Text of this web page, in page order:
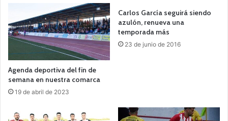
Agenda deportiva del fin de
semana en nuestra comarca
19 de abril de 2023
Carlos García seguirá siendo
azulón, renueva una
temporada más
23 de junio de 2016